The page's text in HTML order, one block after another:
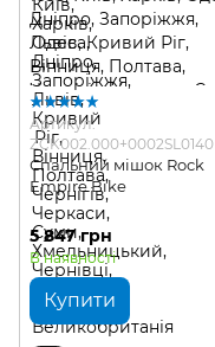
Артикул:
ZCK002.000+0002SL0140
Спальний мішок Rock
Empire Bike
5 847 грн
В наявності
Купити